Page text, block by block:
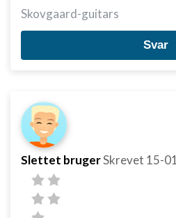
Skovgaard-guitars
Svar
Slettet brugerSkrevet 15-